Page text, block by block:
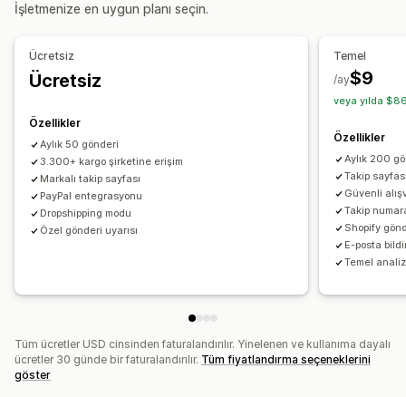
Taşıyıcı şirket koruması
Bildirimler
E-posta
Gerçek zamanlı bildirimler
Özel bildirimler
Sipariş senkronizasyonu
Marka öğeli takip sayfası
İşletmenize en uygun planı seçin.
Ücretsiz
Ücretsiz
Özellikler
Aylık 50 gönderi
3.300+ kargo şirketine erişim
Markalı takip sayfası
PayPal entegrasyonu
Dropshipping modu
Özel gönderi uyarısı
Temel
$9
/ay
veya yılda
Özellikler
Aylık 200
Takip
Güvenli
Takip
Shopify
E-posta
Temel
Tüm ücretler USD cinsinden faturalandırılır. Yinelenen ve kullanıma dayalı
ücretler 30 günde bir faturalandırılır. Tüm fiyatlandırma seçeneklerini
göster